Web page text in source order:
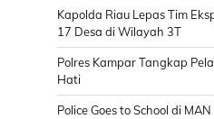
Kapolda Riau Lepas Tim
17 Desa di Wilayah 3T
Polres Kampar Tangkap
Hati
Police Goes to School di